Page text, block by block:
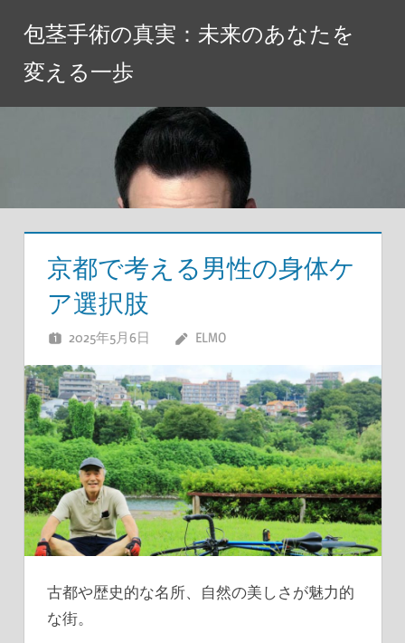
包茎手術の真実：未来のあなたを
変える一歩
京都で考える男性の身体ケ
ア選択肢
2025年5月6日 ELMO
古都や歴史的な名所、自然の美しさが魅力的
な街。